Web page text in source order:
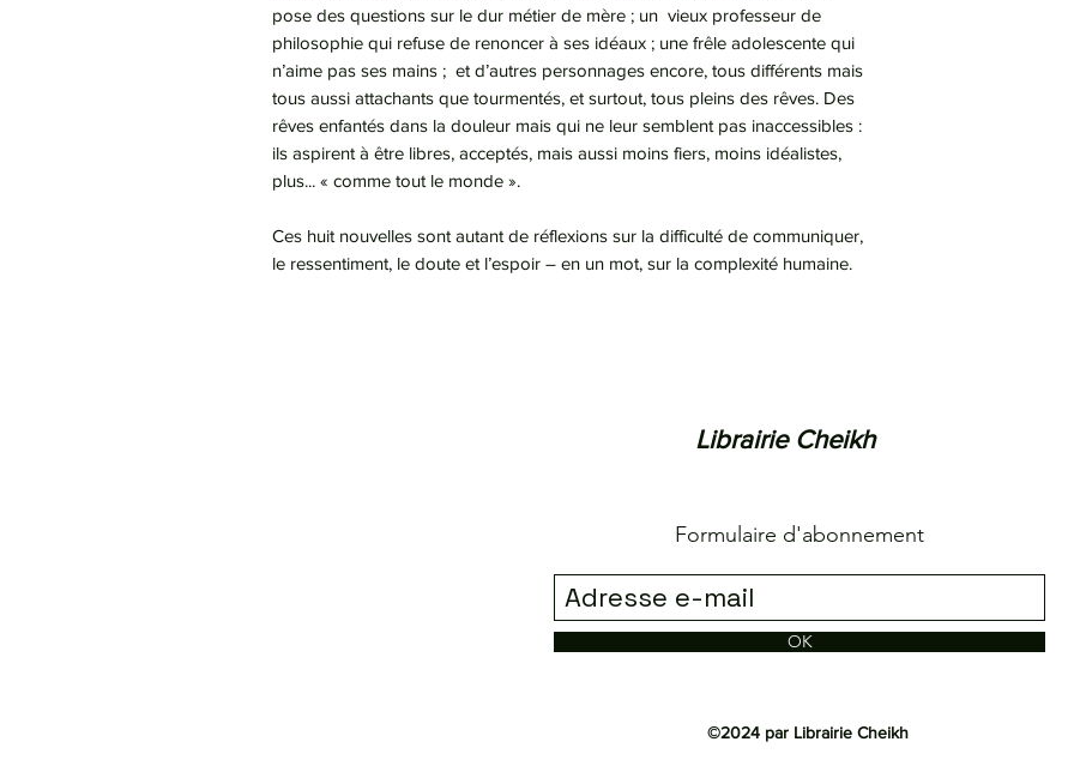
pose des questions sur le dur métier de mère ; un vieux professeur de
philosophie qui refuse de renoncer à ses idéaux ; une frêle adolescente qui
n’aime pas ses mains ; et d’autres personnages encore, tous différents mais
tous aussi attachants que tourmentés, et surtout, tous pleins des rêves. Des
rêves enfantés dans la douleur mais qui ne leur semblent pas inaccessibles :
ils aspirent à être libres, acceptés, mais aussi moins fiers, moins idéalistes,
plus... « comme tout le monde ».
Ces huit nouvelles sont autant de réflexions sur la difficulté de communiquer,
le ressentiment, le doute et l’espoir – en un mot, sur la complexité humaine.
Librairie Cheikh
Formulaire d'abonnement
OK
©2024 par Librairie Cheikh